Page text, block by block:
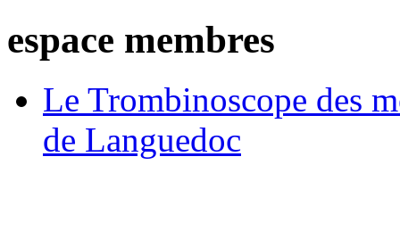
espace membres
Le Trombinoscope des
de Languedoc